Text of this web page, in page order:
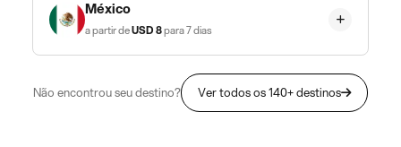
México
a partir deUSD8para 7 dias
Não encontrou seu destino? Ver todos os 140+ destinos